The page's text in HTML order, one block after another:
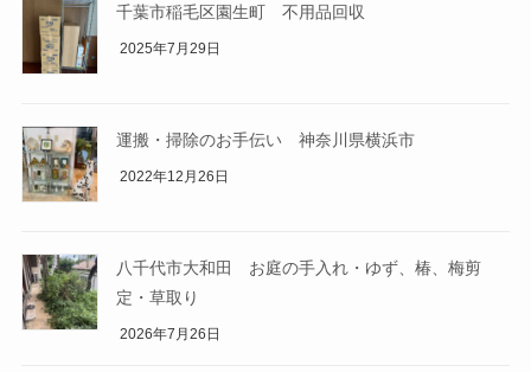
千葉市稲毛区園生町 不用品回収
2025年7月29日
運搬・掃除のお手伝い 神奈川県横浜市
2022年12月26日
八千代市大和田 お庭の手入れ・ゆず、椿、梅剪
定・草取り
2026年7月26日